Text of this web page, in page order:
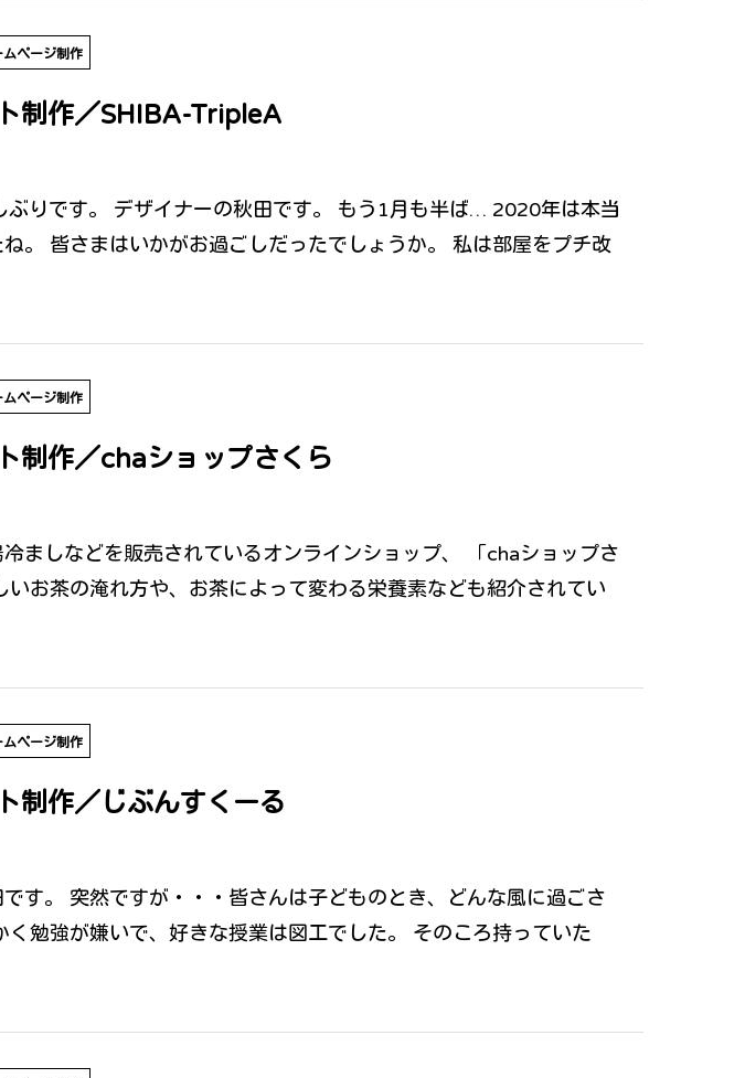
ムページ制作
制作／SHIBA-TripleA
りです。 デザイナーの秋田です。 もう1月も半ば… 2020年は本当
。 皆さまはいかがお過ごしだったでしょうか。 私は部屋をプチ改
ムページ制作
制作／chaショップさくら
ましなどを販売されているオンラインショップ、 「chaショップさ
いお茶の淹れ方や、お茶によって変わる栄養素なども紹介されてい
ムページ制作
制作／じぶんすくーる
す。 突然ですが・・・皆さんは子どものとき、どんな風に過ごさ
勉強が嫌いで、好きな授業は図工でした。 そのころ持っていた